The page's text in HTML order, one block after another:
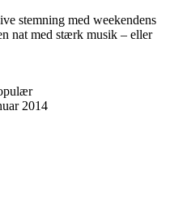
stemning med weekendens
nat med stærk musik – eller
2014